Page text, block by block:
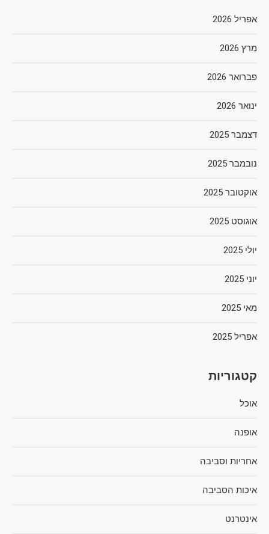
אפריל 2026
מרץ 2026
פברואר 2026
ינואר 2026
דצמבר 2025
נובמבר 2025
אוקטובר 2025
אוגוסט 2025
יולי 2025
יוני 2025
מאי 2025
אפריל 2025
קטגוריות
אוכל
אופנה
אחריות וסביבה
איכות הסביבה
אינטרנט